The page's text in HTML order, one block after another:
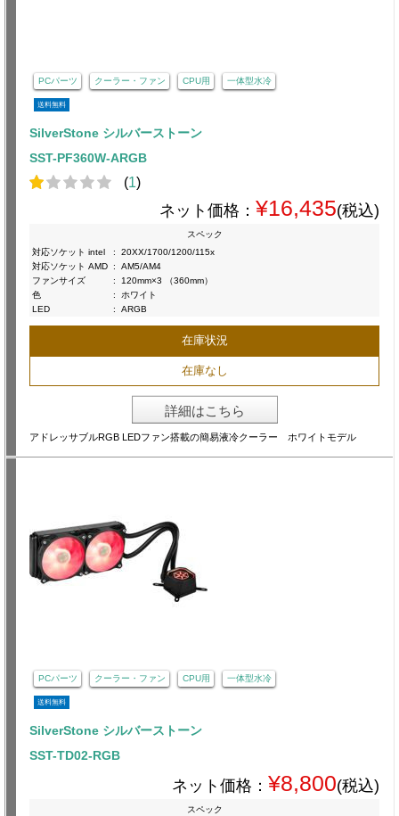
PCパーツ クーラー・ファン CPU用 一体型水冷
送料無料
SilverStone シルバーストーン
SST-PF360W-ARGB
(1)
ネット価格： ¥16,435(税込)
スペック
対応ソケット intel
:
20XX/1700/1200/115x
対応ソケット AMD :
AM5/AM4
ファンサイズ
:
120mm×3 （360mm）
色
:
ホワイト
LED
: ARGB
在庫状況
在庫なし
詳細はこちら
アドレッサブルRGB LEDファン搭載の簡易液冷クーラー ホワイトモデル
PCパーツ クーラー・ファン CPU用 一体型水冷
送料無料
SilverStone シルバーストーン
SST-TD02-RGB
ネット価格： ¥8,800(税込)
スペック